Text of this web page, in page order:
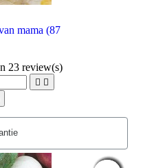
mama (87
23 review(s)
 